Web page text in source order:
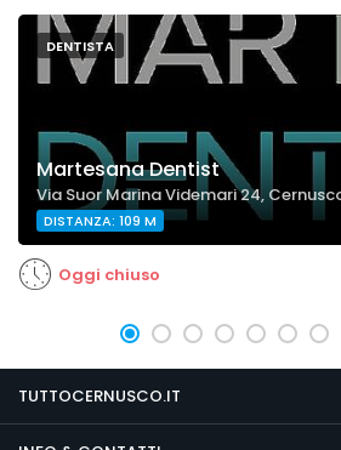
DENTISTA
Martesana Dentist
Via Suor Marina Videmari 24,
DISTANZA: 109 M
Oggi chiuso
TUTTOCERNUSCO.IT